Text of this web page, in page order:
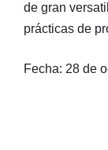
de gran
prácticas de
Fecha: 28 de